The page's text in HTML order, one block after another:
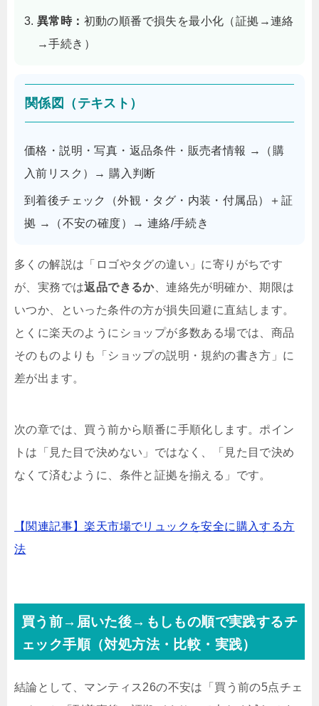
異常時： 初動の順番で損失を最小化（証拠→連絡
→手続き）
関係図（テキスト）
価格・説明・写真・返品条件・販売者情報 →（購
入前リスク）→ 購入判断
到着後チェック（外観・タグ・内装・付属品）＋証
拠 →（不安の確度）→ 連絡/手続き
多くの解説は「ロゴやタグの違い」に寄りがちです
が、実務では返品できるか、連絡先が明確か、期限は
いつか、といった条件の方が損失回避に直結します。
とくに楽天のようにショップが多数ある場では、商品
そのものよりも「ショップの説明・規約の書き方」に
差が出ます。
次の章では、買う前から順番に手順化します。ポイン
トは「見た目で決めない」ではなく、「見た目で決め
なくて済むように、条件と証拠を揃える」です。
【関連記事】楽天市場でリュックを安全に購入する方
法
買う前→届いた後→もしもの順で実践するチ
ェック手順（対処方法・比較・実践）
結論として、マンティス26の不安は「買う前の5点チェ